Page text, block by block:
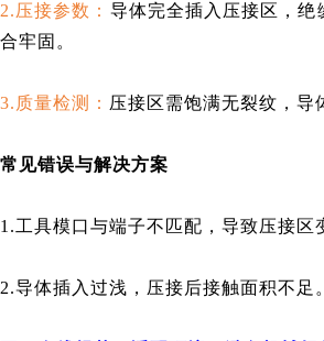
2.压接参数： 导体完全插入压接区，绝
合牢固。
3.质量检测： 压接区需饱满无裂纹，
常见错误与解决方案
1.工具模口与端子不匹配，导致压接
2.导体插入过浅，压接后接触面积不